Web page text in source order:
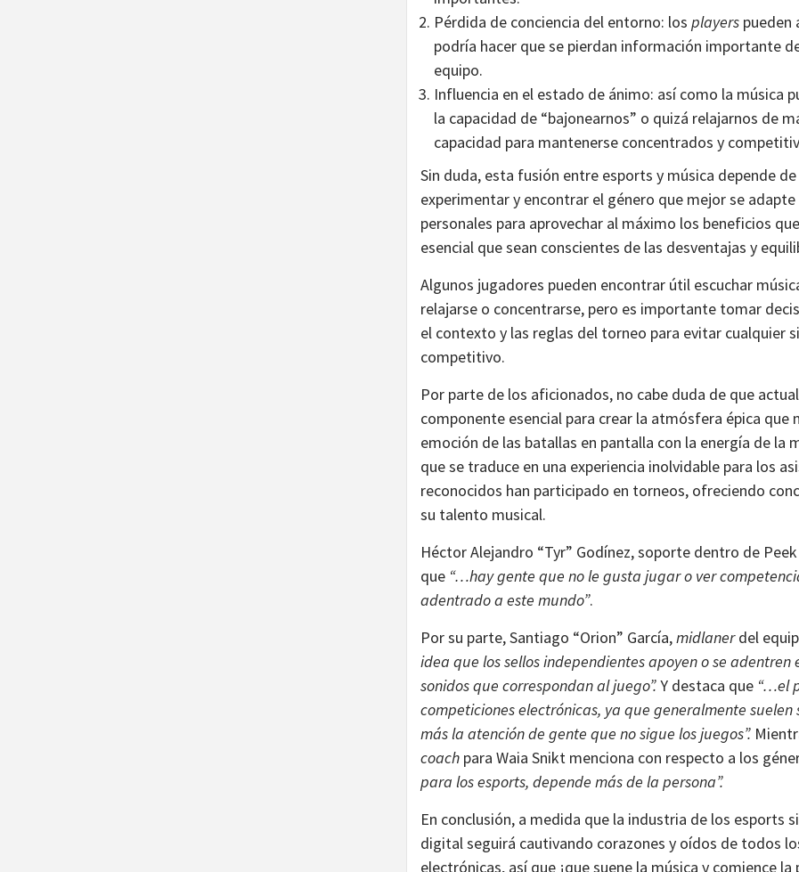
Pérdida de conciencia del entorno: los players pueden
podría hacer que se pierdan información importante
equipo.
Influencia en el estado de ánimo: así como la música
la capacidad de “bajonearnos” o quizá relajarnos de
capacidad para mantenerse concentrados y
Sin duda, esta fusión entre esports y música depende
experimentar y encontrar el género que mejor se
personales para aprovechar al máximo los beneficios
esencial que sean conscientes de las desventajas y
Algunos jugadores pueden encontrar útil escuchar
relajarse o concentrarse, pero es importante tomar
el contexto y las reglas del torneo para evitar cualquier
competitivo.
Por parte de los aficionados, no cabe duda de que
componente esencial para crear la atmósfera épica que
emoción de las batallas en pantalla con la energía de la
que se traduce en una experiencia inolvidable para los
reconocidos han participado en torneos, ofreciendo
su talento musical.
Héctor Alejandro “Tyr” Godínez, soporte dentro de
que “…hay gente que no le gusta jugar o ver
adentrado a este mundo”.
Por su parte, Santiago “Orion” García,midlanerdel
idea que los sellos independientes apoyen o se adentren
sonidos que correspondan al juego”.Y destaca que “…el
competiciones electrónicas, ya que generalmente
más la atención de gente que no sigue los juegos”.
coach para Waia Snikt menciona con respecto a los
para los esports, depende más de la persona”.
En conclusión, a medida que la industria de los esports
digital seguirá cautivando corazones y oídos de todos
electrónicas, así que ¡que suene la música y comience la